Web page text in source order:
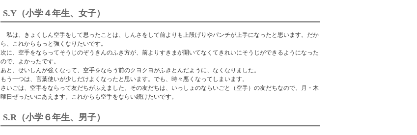
S.Y（小学４年生、女子）
私は、きょくしん空手をして思ったことは、しんさをして前よりも上段げりやパンチが上手になったと思います。だか
ら、これからもっと強くなりたいです。
次に、空手をならってそうじのぞうきんのふき方が、前よりすきまが開いてなくてきれいにそうじができるようになった
ので、よかったです。
あと、せいしんが強くなって、空手をならう前のクヨクヨがふきとんだように、なくなりました。
もう一つは、言葉使いが少しだけよくなったと思います。でも、時々悪くなってしまいます。
さいごは、空手をならって友だちがふえました。その友だちは、いっしょのならいごと（空手）の友だちなので、月・木
曜日ぜったいにあえます。これからも空手をならい続けたいです。
S.R（小学６年生、男子）